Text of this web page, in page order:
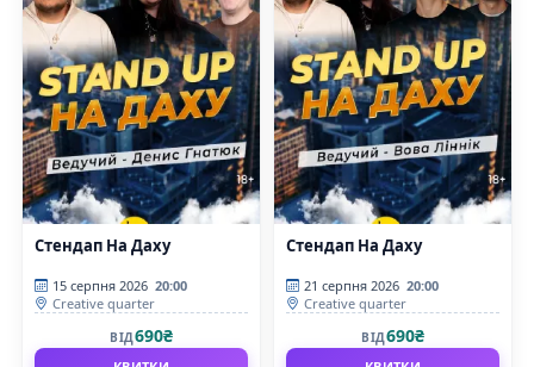
Стендап На Даху
15 серпня 2026 20:00
Creative quarter
ВІД690₴
Стендап На Даху
21 серпня 2026 20:00
Creative quarter
ВІД690₴